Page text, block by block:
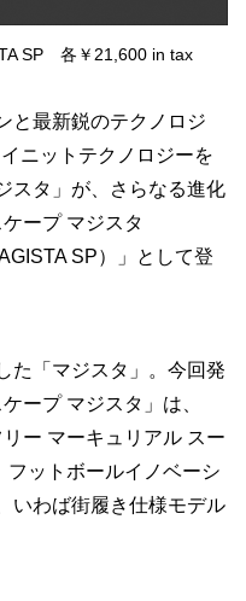
SP 各￥21,600 in tax
と最新鋭のテクノロジ
ニットテクノロジーを
スタ」が、さらなる進化
ープ マジスタ
SP）」として登
た「マジスタ」。今回発
ープ マジスタ」は、
ー マーキュリアル スー
ットボールイノベーシ
いわば街履き仕様モデル